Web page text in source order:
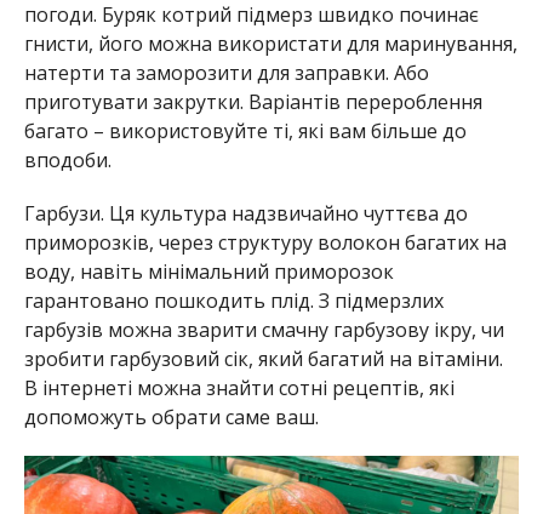
погоди. Буряк котрий підмерз швидко починає
гнисти, його можна використати для маринування,
натерти та заморозити для заправки. Або
приготувати закрутки. Варіантів перероблення
багато – використовуйте ті, які вам більше до
вподоби.
Гарбузи. Ця культура надзвичайно чуттєва до
приморозків, через структуру волокон багатих на
воду, навіть мінімальний приморозок
гарантовано пошкодить плід. З підмерзлих
гарбузів можна зварити смачну гарбузову ікру, чи
зробити гарбузовий сік, який багатий на вітаміни.
В інтернеті можна знайти сотні рецептів, які
допоможуть обрати саме ваш.